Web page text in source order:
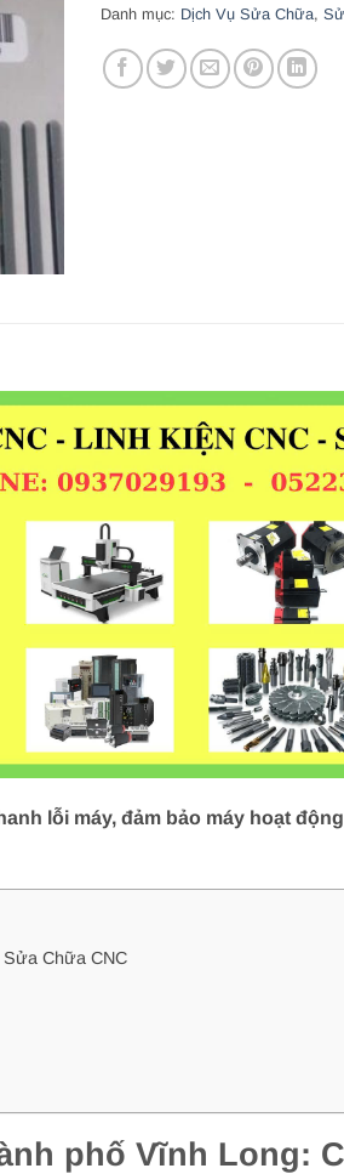
Danh mục: Dịch Vụ Sửa Chữa,
lỗi máy, đảm bảo máy hoạt
Chữa CNC
phố Vĩnh Long: